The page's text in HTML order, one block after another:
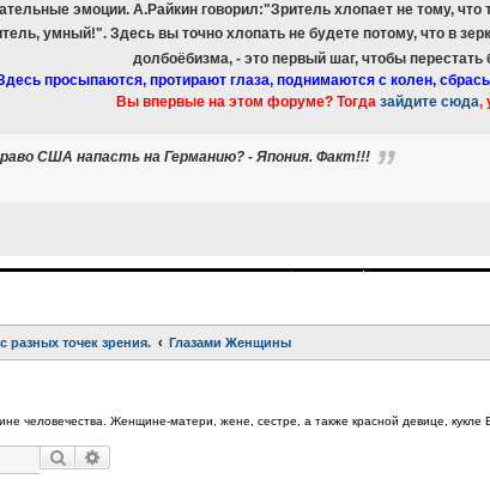
эмоции. А.Райкин говорил:"Зритель хлопает не тому, что
умный!". Здесь вы точно хлопать не будете потому, что в
долбоёбизма, - это первый шаг, чтобы
просыпаются, протирают глаза, поднимаются с колен,
Вы впервые на этом форуме? Тогда зайдите сюда,
США напасть на Германию? - Япония. Факт!!!
разных точек зрения. Глазами Женщины
человечества. Женщине-матери, жене, сестре, а также красной девице, кукле
Поиск